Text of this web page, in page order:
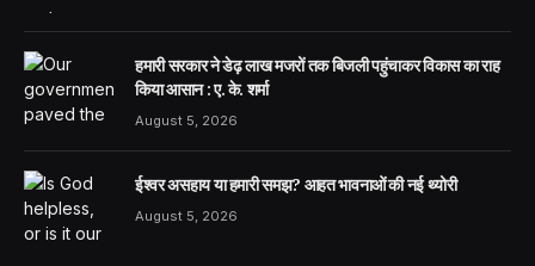
हमारी सरकार ने डेढ़ लाख मजरों तक बिजली पहुंचाकर विकास का राह
किया आसान : ए. के. शर्मा
August 5, 2026
ईश्वर असहाय या हमारी समझ? आहत भावनाओं की नई थ्योरी
August 5, 2026